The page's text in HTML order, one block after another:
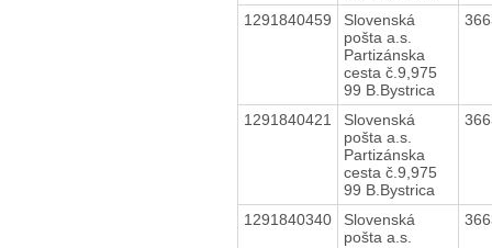
1291840459
Slovenská
pošta a.s.
Partizánska
cesta č.9,975
99 B.Bystrica
1291840421
Slovenská
pošta a.s.
Partizánska
cesta č.9,975
99 B.Bystrica
1291840340
Slovenská
pošta a.s.